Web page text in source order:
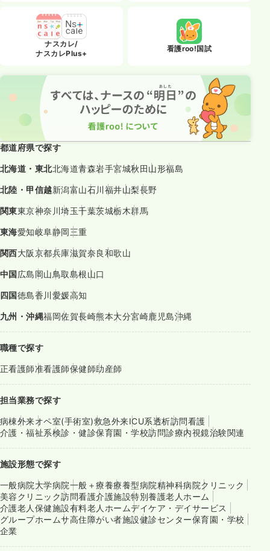
ナスカレ/
ナスカレPlus+
看護roo!国試
都道府県で探す
北海道・東北北海道青森岩手宮城秋田山形福島
北陸・甲信越新潟富山石川福井山梨長野
関東東京神奈川埼玉千葉茨城栃木群馬
東海愛知岐阜静岡三重
関西大阪京都兵庫滋賀奈良和歌山
中国広島岡山鳥取島根山口
四国徳島香川愛媛高知
九州・沖縄福岡佐賀長崎熊本大分宮崎鹿児島沖縄
職種で探す
正看護師准看護師保健師助産師
担当業務で探す
病棟外来オペ室(手術室)救急外来ICU系透析訪問看護
介護・福祉系検診・健診保育園・学校訪問診療内視鏡治験関連
施設形態で探す
一般病院大学病院一般＋療養療養型病院精神科病院クリニック
美容クリニック訪問看護介護施設特別養護老人ホーム
介護老人保健施設有料老人ホームデイケア・デイサービス
グループホームサ高住障がい者施設健診センター保育園・学校
企業